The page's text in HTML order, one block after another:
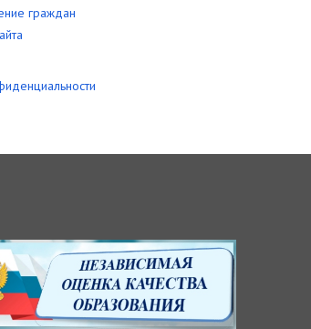
граждан